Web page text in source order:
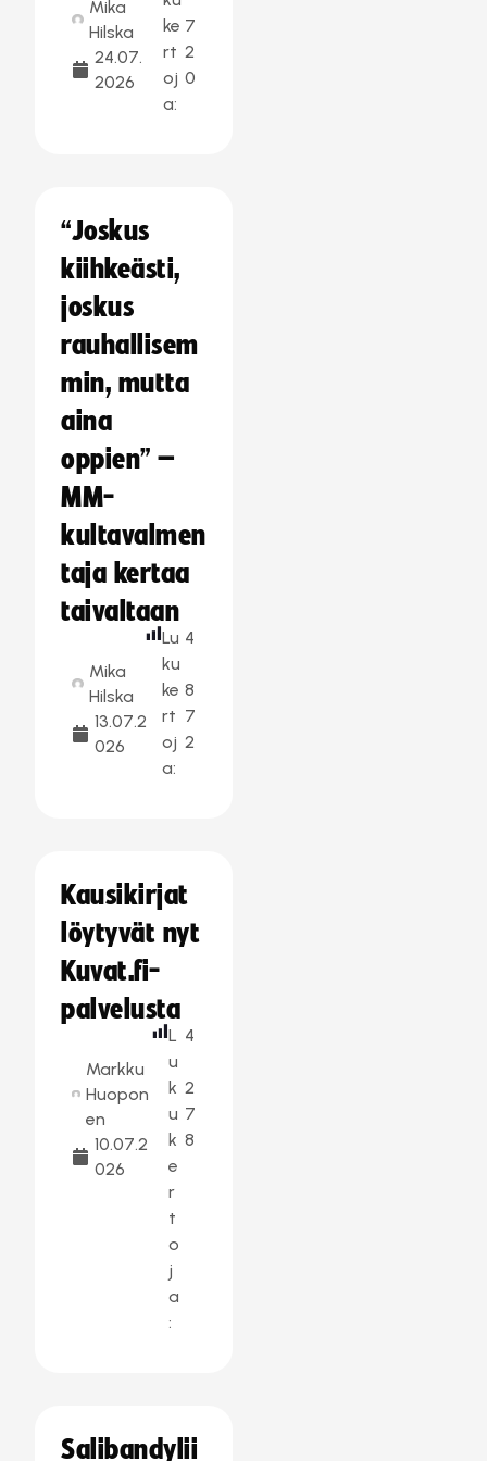
Mika
Hilska
24.07.
2026
ke
rt
oj
a:
7
2
0
“Joskus
kiihkeästi,
joskus
rauhallisem
min, mutta
aina
oppien” –
MM-
kultavalmen
taja kertaa
taivaltaan
Mika
Hilska
13.07.2
026
Lu
ku
ke
rt
oj
a:
4
8
7
2
Kausikirjat
löytyvät nyt
Kuvat.fi-
palvelusta
Markku
Huopon
en
10.07.2
026
L
u
k
u
k
e
r
t
o
j
a
:
4
2
7
8
Salibandylii